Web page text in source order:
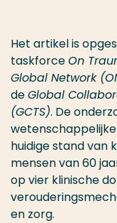
Het artikel is
taskforceOn
Global Network
deGlobal
(GCTS). De
huidige stand van
mensen van 60
op vier klinische
en zorg.